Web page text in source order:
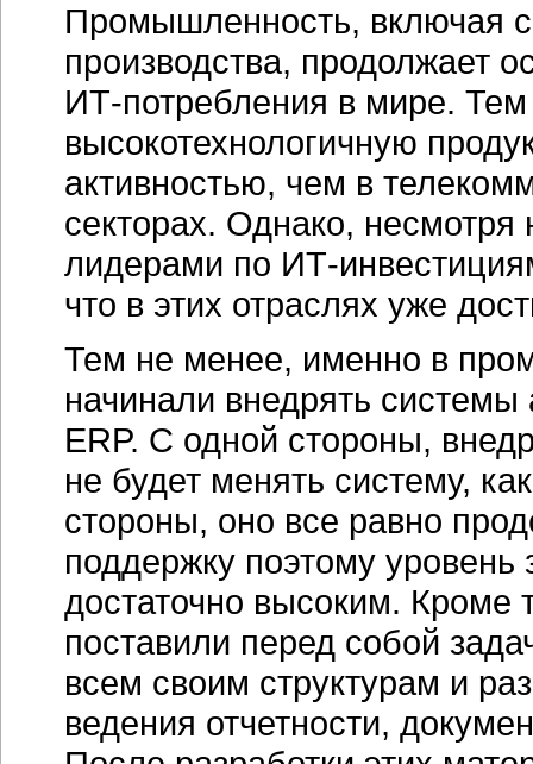
Промышленность, включая
производства, продолжает
ИТ-потребления в мире. Тем
высокотехнологичную
активностью, чем в
секторах. Однако, несмотря
лидерами по ИТ-
что в этих отраслях уже
Тем не менее, именно в
начинали внедрять системы
ERP. С одной стороны,
не будет менять систему,
стороны, оно все равно
поддержку поэтому уровень
достаточно высоким.
поставили перед собой
всем своим структурам и
ведения отчетности,